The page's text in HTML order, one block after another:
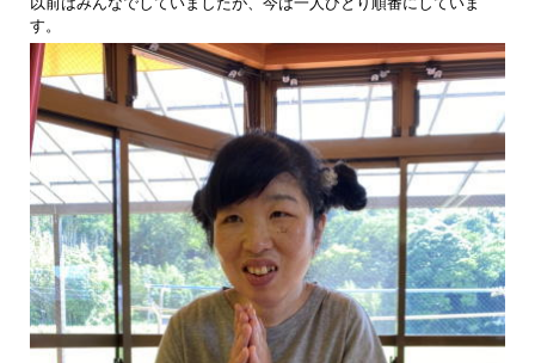
す。